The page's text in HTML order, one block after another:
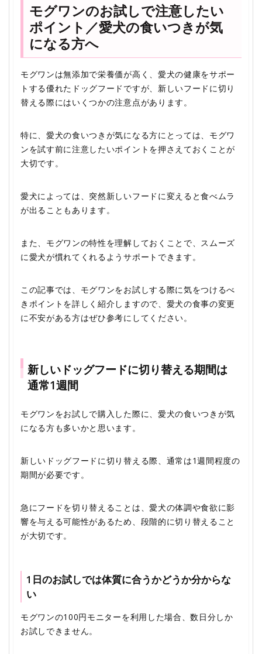
モグワンのお試しで注意したい
ポイント／愛犬の食いつきが気
になる方へ
モグワンは無添加で栄養価が高く、愛犬の健康をサポー
トする優れたドッグフードですが、新しいフードに切り
替える際にはいくつかの注意点があります。
特に、愛犬の食いつきが気になる方にとっては、モグワ
ンを試す前に注意したいポイントを押さえておくことが
大切です。
愛犬によっては、突然新しいフードに変えると食べムラ
が出ることもあります。
また、モグワンの特性を理解しておくことで、スムーズ
に愛犬が慣れてくれるようサポートできます。
この記事では、モグワンをお試しする際に気をつけるべ
きポイントを詳しく紹介しますので、愛犬の食事の変更
に不安がある方はぜひ参考にしてください。
新しいドッグフードに切り替える期間は
通常1週間
モグワンをお試しで購入した際に、愛犬の食いつきが気
になる方も多いかと思います。
新しいドッグフードに切り替える際、通常は1週間程度の
期間が必要です。
急にフードを切り替えることは、愛犬の体調や食欲に影
響を与える可能性があるため、段階的に切り替えること
が大切です。
1日のお試しでは体質に合うかどうか分からな
い
モグワンの100円モニターを利用した場合、数日分しか
お試しできません。